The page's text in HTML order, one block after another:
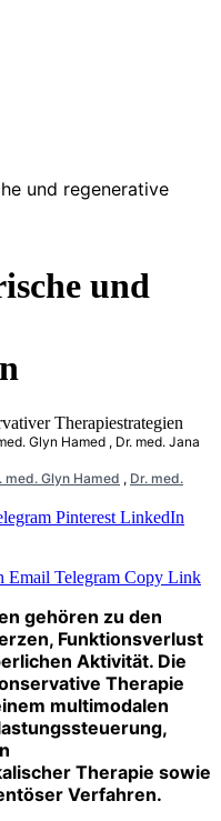
und regenerative
und
Therapiestrategien
med. Glyn Hamed , Dr. med.
Pinterest LinkedIn
Email Telegram Copy Link
gehören zu den
Funktionsverlust
Aktivität. Die
Therapie
multimodalen
Therapie sowie
Verfahren.